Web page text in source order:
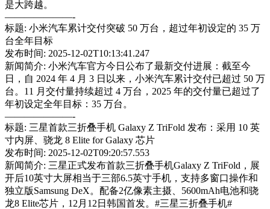
是大跨越。
———————-
标题: 小米汽车累计交付突破 50 万台，超过年初设定的 35 万
台全年目标
发布时间: 2025-12-02T10:13:41.247
新闻简介: 小米汽车官方今日公布了最新交付进展：截至今
日，自 2024 年 4 月 3 日以来，小米汽车累计交付已超过 50 万
台。11 月交付量持续超过 4 万台，2025 年的交付量已超过了
年初设定全年目标：35 万台。
———————-
标题: 三星首款三折叠手机 Galaxy Z TriFold 发布：采用 10 英
寸内屏、骁龙 8 Elite for Galaxy 芯片
发布时间: 2025-12-02T09:20:57.553
新闻简介: 三星正式发布首款三折叠手机Galaxy Z TriFold，展
开后10英寸大屏相当于三部6.5英寸手机，支持多窗口操作和
独立版Samsung DeX。配备2亿像素主摄、5600mAh电池和骁
龙8 Elite芯片，12月12日韩国首发。#三星三折叠手机#